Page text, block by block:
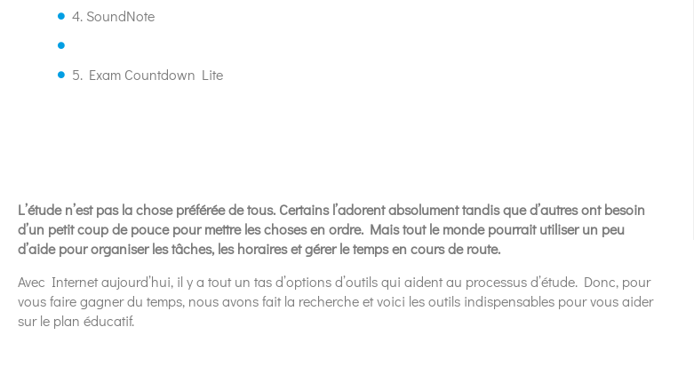
4. SoundNote
5. Exam Countdown Lite
L’étude n’est pas la chose préférée de tous. Certains l’adorent absolument tandis que d’autres ont besoin
d’un petit coup de pouce pour mettre les choses en ordre. Mais tout le monde pourrait utiliser un peu
d’aide pour organiser les tâches, les horaires et gérer le temps en cours de route.
Avec Internet aujourd’hui, il y a tout un tas d’options d’outils qui aident au processus d’étude. Donc, pour
vous faire gagner du temps, nous avons fait la recherche et voici les outils indispensables pour vous aider
sur le plan éducatif.